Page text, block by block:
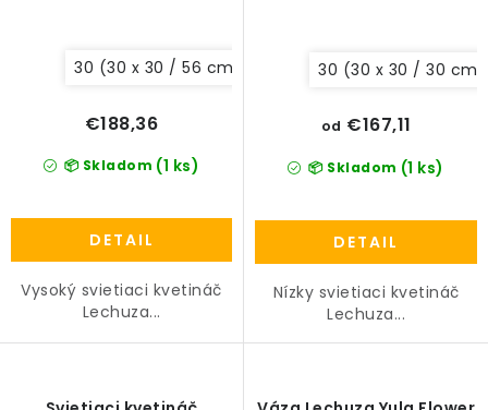
30 (30 x 30 / 56 cm)
📦 Skladom (1 ks)
€188,36
DETAIL
Vysoký svietiaci kvetináč
Lechuza...
30 (30 x 30 / 30 cm)
📦 Skladom (1 ks)
od €167,11
DETAIL
Nízky svietiaci kvetináč
Lechuza...